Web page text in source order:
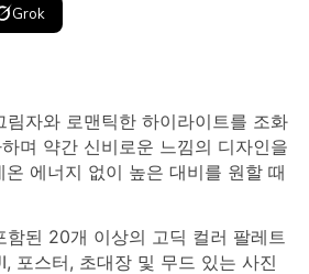
Grok
림자와 로맨틱한 하이라이트를 조화
며 약간 신비로운 느낌의 디자인을
에너지 없이 높은 대비를 원할 때
함된 20개 이상의 고딕 컬러 팔레트
포스터, 초대장 및 무드 있는 사진